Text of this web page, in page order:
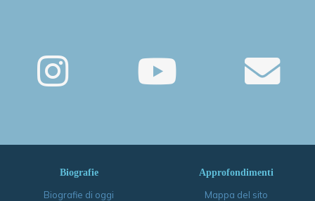
Biografie
Biografie di oggi
Approfondimenti
Mappa del sito